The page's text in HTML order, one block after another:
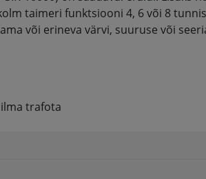
taimeri funktsiooni 4, 6 või 8
või erineva värvi, suuruse või
trafota